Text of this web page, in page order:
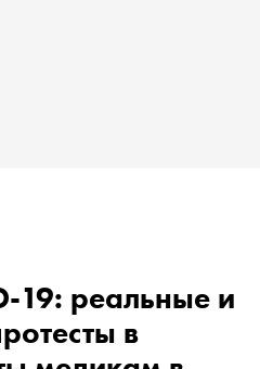
19: реальные и
в